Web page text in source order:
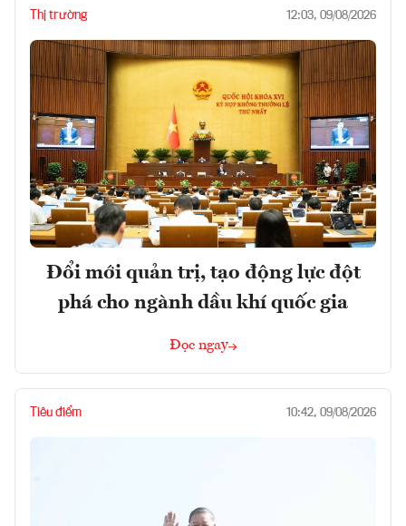
Thị trường 12:03, 09/08/2026
Đổi mới quản trị, tạo động lực đột
phá cho ngành dầu khí quốc gia
Đọc ngay
Tiêu điểm 10:42, 09/08/2026